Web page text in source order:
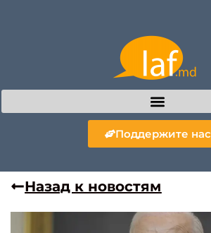
Поддержите нас
Назад к новостям